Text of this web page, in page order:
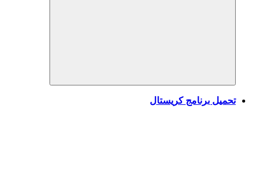
Search
تحميل برنامج كريستال